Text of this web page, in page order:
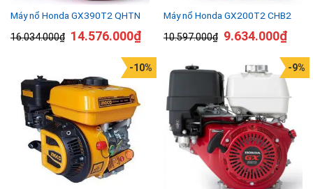
Máy nổ Honda GX390T2 QHTN
16.034.000₫ 14.576.000₫
Máy nổ Honda GX200T2 CHB2
10.597.000₫ 9.634.000₫
-10% -9%